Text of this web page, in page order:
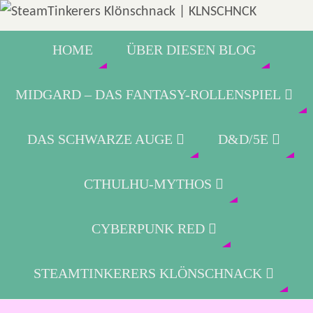
HOME ÜBER DIESEN BLOG
MIDGARD – DAS FANTASY-ROLLENSPIEL
DAS SCHWARZE AUGE D&D/5E
CTHULHU-MYTHOS
CYBERPUNK RED
STEAMTINKERERS KLÖNSCHNACK